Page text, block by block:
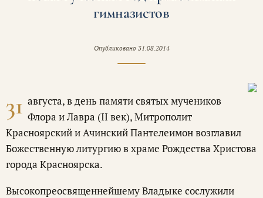
гимназистов
Опубликовано 31.08.2014
31 августа, в день памяти святых мучеников
Флора и Лавра (II век), Митрополит
Красноярский и Ачинский Пантелеимон возглавил
Божественную литургию в храме Рождества Христова
города Красноярска.
Высокопреосвященнейшему Владыке сослужили